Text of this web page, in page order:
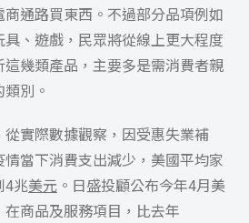
通路買東西。不過部分品項例如
、遊戲，民眾將從線上更大程度
幾類產品，主要多是需消費者親
別。
實際數據觀察，因受惠失業補
當下消費支出減少，美國平均家
4兆美元 。日盛投顧公布今年4月美
商品及服務項目，比去年